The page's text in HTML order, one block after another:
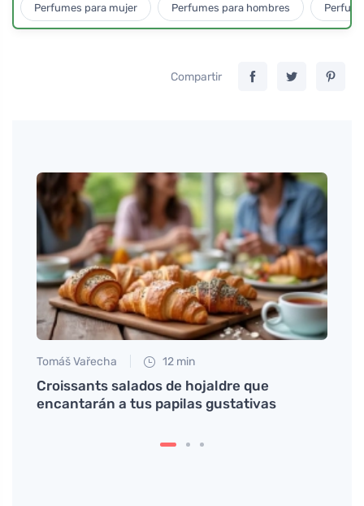
Perfumes para mujer Perfumes para hombres
Compartir
Tomáš Vařecha 12 min
Croissants salados de hojaldre que
encantarán a tus papilas gustativas